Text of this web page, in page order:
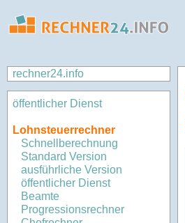
rechner24.info
öffentlicher Dienst
Lohnsteuerrechner
Schnellberechnung
Standard Version
ausführliche Version
öffentlicher Dienst
Beamte
Progressionsrechner